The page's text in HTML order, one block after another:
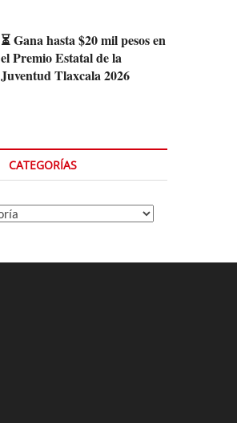
⏳ Gana hasta $20 mil pesos en
el Premio Estatal de la
Juventud Tlaxcala 2026
CATEGORÍAS